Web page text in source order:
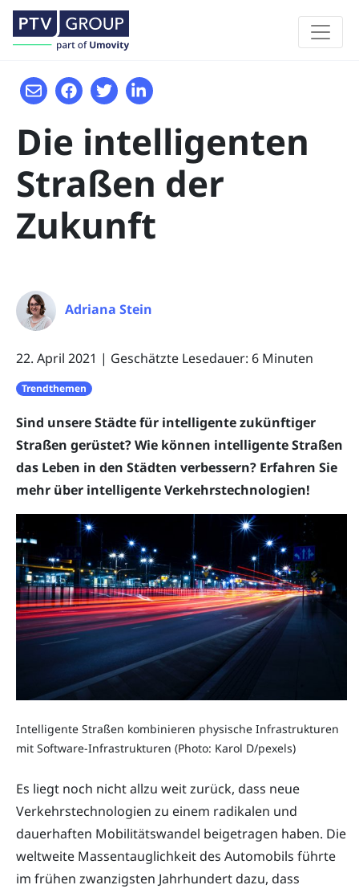
Die intelligenten
Straßen der
Zukunft
Adriana Stein
22. April 2021 | Geschätzte Lesedauer: 6 Minuten
Trendthemen
Sind unsere Städte für intelligente zukünftiger
Straßen gerüstet? Wie können intelligente Straßen
das Leben in den Städten verbessern? Erfahren Sie
mehr über intelligente Verkehrstechnologien!
Intelligente Straßen kombinieren physische Infrastrukturen
mit Software-Infrastrukturen (Photo: Karol D/pexels)
Es liegt noch nicht allzu weit zurück, dass neue
Verkehrstechnologien zu einem radikalen und
dauerhaften Mobilitätswandel beigetragen haben. Die
weltweite Massentauglichkeit des Automobils führte
im frühen zwanzigsten Jahrhundert dazu, dass